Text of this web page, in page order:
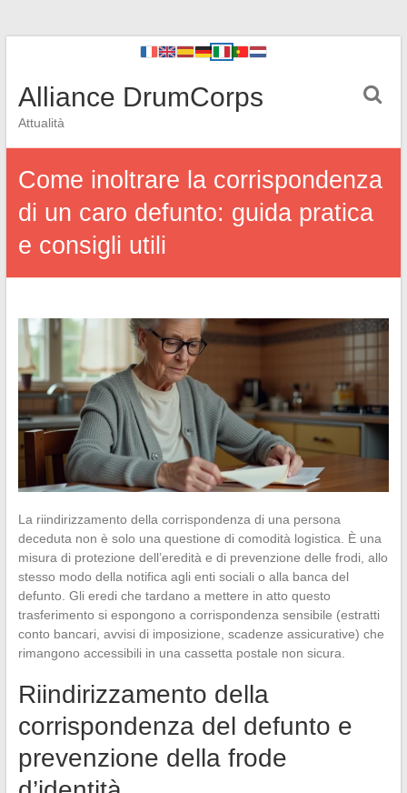
Alliance DrumCorps
Attualità
Come inoltrare la corrispondenza
di un caro defunto: guida pratica
e consigli utili
La riindirizzamento della corrispondenza di una persona
deceduta non è solo una questione di comodità logistica. È una
misura di protezione dell’eredità e di prevenzione delle frodi, allo
stesso modo della notifica agli enti sociali o alla banca del
defunto. Gli eredi che tardano a mettere in atto questo
trasferimento si espongono a corrispondenza sensibile (estratti
conto bancari, avvisi di imposizione, scadenze assicurative) che
rimangono accessibili in una cassetta postale non sicura.
Riindirizzamento della
corrispondenza del defunto e
prevenzione della frode